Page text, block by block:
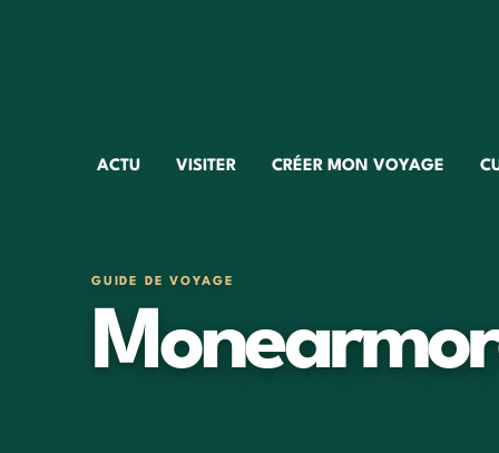
ACTU VISITER CRÉER MON VOYAGE
GUIDE DE VOYAGE